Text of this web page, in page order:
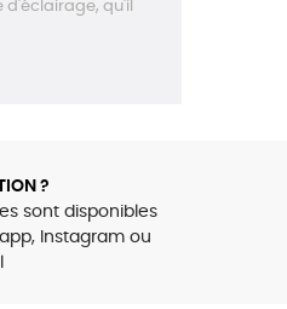
qu'il
?
sont disponibles
Instagram ou